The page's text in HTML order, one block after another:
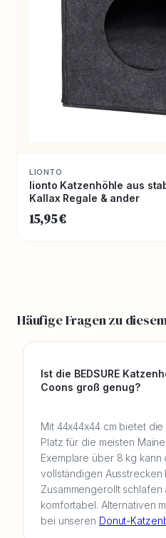
LIONTO
lionto Katzenhöhle aus
Kallax Regale & ander
15,95 €
Häufige Fragen zu
Ist die BEDSURE
Coons groß genug?
Mit 44x44x44 cm bietet
Platz für die meisten
Exemplare über 8 kg kann
vollständigen Ausstrecken
Zusammengerollt
komfortabel. Alternativen
bei unseren Donut-